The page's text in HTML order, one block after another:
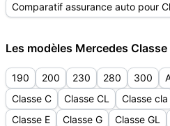
Comparatif assurance auto pour
Les modèles Mercedes Classe
190 200 230 280 300
Classe C
Classe CL Classe cla
Classe E
Classe G Classe GL